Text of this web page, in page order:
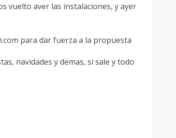
vuelto aver las instalaciones, y ayer
para dar fuerza a la propuesta
navidades y demas, si sale y todo